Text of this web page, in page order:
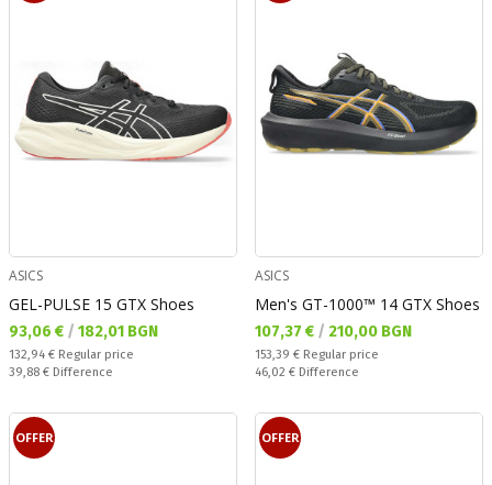
ASICS
GEL-PULSE 15 GTX Shoes
Текуща цена:
93,06 € / 182,01 BGN
Regular price:
132,94 € Regular price
Спестявате:
39,88 € Difference
ASICS
Men's GT-1000™ 14 GTX Shoes
Текуща цена:
107,37 € / 210,00 BGN
Regular price:
153,39 € Regular price
Спестявате:
46,02 € Difference
OFFER OFFER